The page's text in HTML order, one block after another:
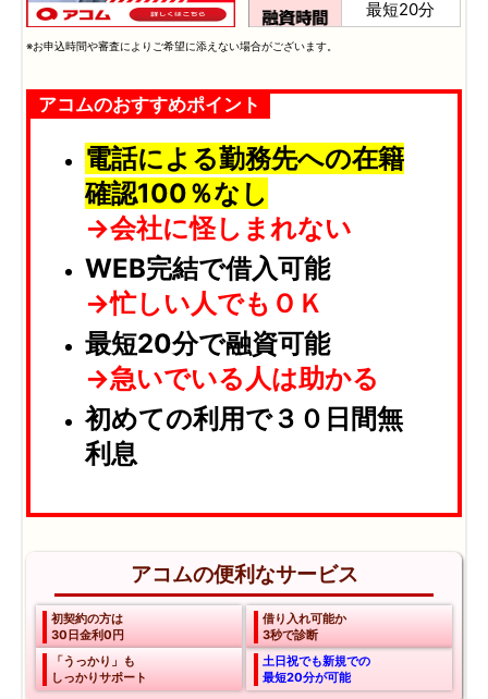
最短20分
※お申込時間や審査によりご希望に添えない場合がございます。
アコムのおすすめポイント
電話による勤務先への在籍
確認100％なし
→会社に怪しまれない
WEB完結で借入可能
→忙しい人でもＯＫ
最短20分で融資可能
→急いでいる人は助かる
初めての利用で３０日間無
利息
アコムの便利なサービス
初契約の方は
30日金利0円
借り入れ可能か
3秒で診断
「うっかり」も
しっかりサポート
土日祝でも新規での
最短20分が可能